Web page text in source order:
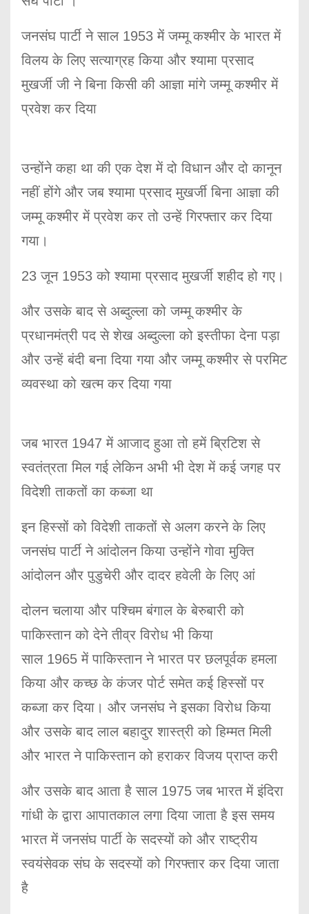
जनसंघ पार्टी ने साल 1953 में जम्मू कश्मीर के भारत में
विलय के लिए सत्याग्रह किया और श्यामा प्रसाद
मुखर्जी जी ने बिना किसी की आज्ञा मांगे जम्मू कश्मीर में
प्रवेश कर दिया
उन्होंने कहा था की एक देश में दो विधान और दो कानून
नहीं होंगे और जब श्यामा प्रसाद मुखर्जी बिना आज्ञा की
जम्मू कश्मीर में प्रवेश कर तो उन्हें गिरफ्तार कर दिया
गया।
23 जून 1953 को श्यामा प्रसाद मुखर्जी शहीद हो गए।
और उसके बाद से अब्दुल्ला को जम्मू कश्मीर के
प्रधानमंत्री पद से शेख अब्दुल्ला को इस्तीफा देना पड़ा
और उन्हें बंदी बना दिया गया और जम्मू कश्मीर से परमिट
व्यवस्था को खत्म कर दिया गया
जब भारत 1947 में आजाद हुआ तो हमें ब्रिटिश से
स्वतंत्रता मिल गई लेकिन अभी भी देश में कई जगह पर
विदेशी ताकतों का कब्जा था
इन हिस्सों को विदेशी ताकतों से अलग करने के लिए
जनसंघ पार्टी ने आंदोलन किया उन्होंने गोवा मुक्ति
आंदोलन और पुडुचेरी और दादर हवेली के लिए आं
दोलन चलाया और पश्चिम बंगाल के बेरुबारी को
पाकिस्तान को देने तीव्र विरोध भी किया
साल 1965 में पाकिस्तान ने भारत पर छलपूर्वक हमला
किया और कच्छ के कंजर पोर्ट समेत कई हिस्सों पर
कब्जा कर दिया। और जनसंघ ने इसका विरोध किया
और उसके बाद लाल बहादुर शास्त्री को हिम्मत मिली
और भारत ने पाकिस्तान को हराकर विजय प्राप्त करी
और उसके बाद आता है साल 1975 जब भारत में इंदिरा
गांधी के द्वारा आपातकाल लगा दिया जाता है इस समय
भारत में जनसंघ पार्टी के सदस्यों को और राष्ट्रीय
स्वयंसेवक संघ के सदस्यों को गिरफ्तार कर दिया जाता
है